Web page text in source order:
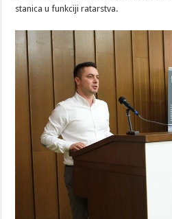
stanica u funkciji ratarstva.